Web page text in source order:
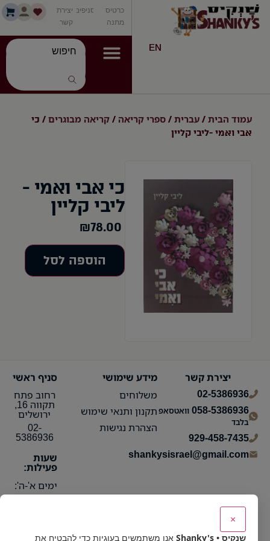
EN
כרטיס
מתנה
סניפים יצירת
קשר
עמוד הבית / עברית / ספרי קריאה / קריאה מבוגרים / כי
אבי ואמי -ליבי קליין
כי אבי ואמי -
ליבי קליין
₪78.00
הוספה לסל
מידע שימושי
משלוחים
תקנון ותנאי שימוש
הצהרת נגישות
סניף ראשי
רחוב פתח
תקווה 16,
ירושלים
02-
5386936
שעות
פעילות:
ימים א'-ה':
יצירת קשר
02-5386936
058-5386936 וואטסאפ
בלבד
929-458-7435
shankysisrael@gmail.com
×
שנקיס • Shanky's אנו משתמשים בעוגיות כדי להבטיח את